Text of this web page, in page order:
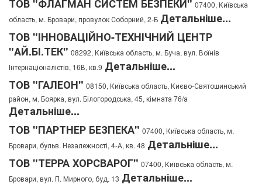
ТОВ "ФЛАГМАН СИСТЕМ БЕЗПЕКИ" 07400, Київська
область, м. Бровари, провулок Соборний, 2-Б Детальніше...
ТОВ "ІННОВАЦІЙНО-ТЕХНІЧНИЙ ЦЕНТР
"АЙ.БІ.ТЕК" 08292, Київська область, м. Буча, вул. Воїнів
Інтернаціоналістів, 16В, кв.9 Детальніше...
ТОВ "ГАЛЕОН" 08150, Київська область, Києво-Святошинський
район, м. Боярка, вул. Білогородська, 45, кімната 76/а
Детальніше...
ТОВ "ПАРТНЕР БЕЗПЕКА" 07400, Київська область, м.
Бровари, бульв. Незалежності, 4-А, кв. 48 Детальніше...
ТОВ "ТЕРРА ХОРСВАРОГ" 07400, Київська область, м.
Бровари, вул. П. Мирного, буд. 13 Детальніше...